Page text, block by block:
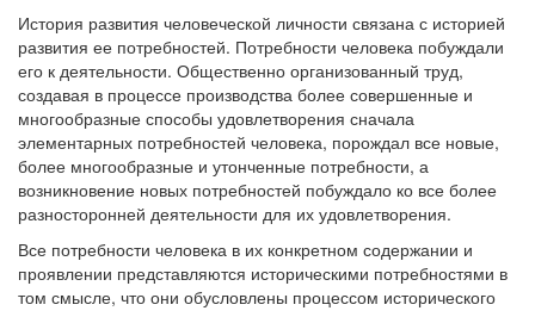
История развития человеческой личности связана с историей
развития ее потребностей. Потребности человека побуждали
его к деятельности. Общественно организованный труд,
создавая в процессе производства более совершенные и
многообразные способы удовлетворения сначала
элементарных потребностей человека, порождал все новые,
более многообразные и утонченные потребности, а
возникновение новых потребностей побуждало ко все более
разносторонней деятельности для их удовлетворения.
Все потребности человека в их конкретном содержании и
проявлении представляются историческими потребностями в
том смысле, что они обусловлены процессом исторического